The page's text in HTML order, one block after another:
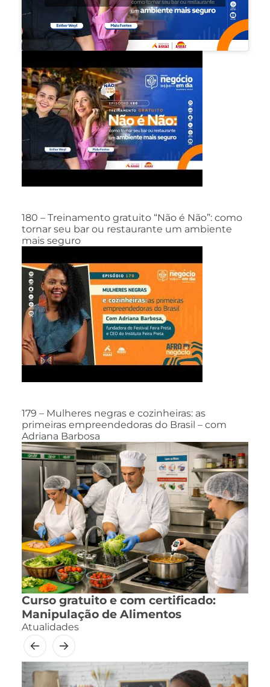
180 – Treinamento gratuito “Não é Não”: como
tornar seu bar ou restaurante um ambiente
mais seguro
179 – Mulheres negras e cozinheiras: as
primeiras empreendedoras do Brasil – com
Adriana Barbosa
Curso gratuito e com certificado:
Manipulação de Alimentos
Atualidades